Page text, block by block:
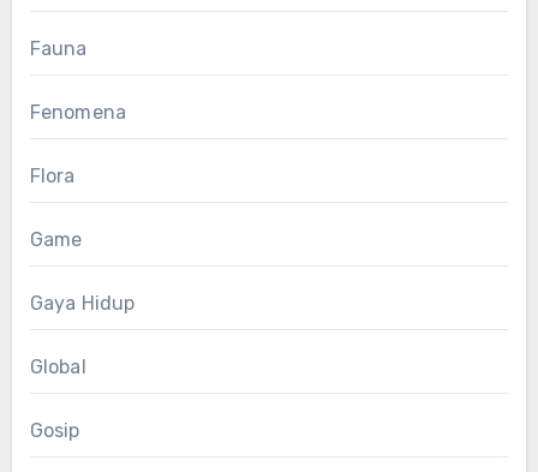
Fauna
Fenomena
Flora
Game
Gaya Hidup
Global
Gosip